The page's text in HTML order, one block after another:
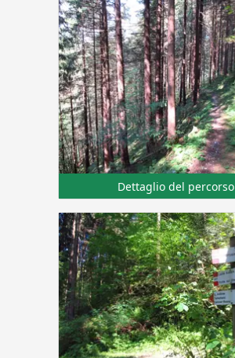
Dettaglio del percorso